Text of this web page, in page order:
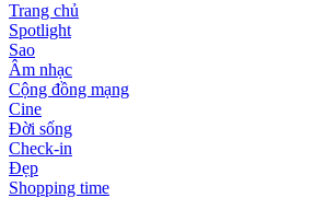
Trang chủ
Spotlight
Sao
Âm nhạc
Cộng đồng mạng
Cine
Đời sống
Check-in
Đẹp
Shopping time